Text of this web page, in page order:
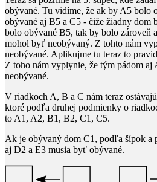
obývané. Tu vidíme, že ak by A5 bolo
obývané aj B5 a C5 - čiže žiadny dom
bolo obývané B5, tak by bolo zároveň
mohol byť neobývaný. Z tohto nám
neobývané. Aplikujme tu teraz to
Z toho nám vyplynie, že tým pádom aj
neobývané.
V riadkoch A, B a C nám teraz
ktoré podľa druhej podmienky o
to A1, A2, B1, B2, C1, C5.
Ak je obývaný dom C1, podľa šípok a
aj D2 a E3 musia byť obývané.